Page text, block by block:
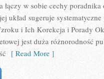
łączy w sobie cechy
układ sugeruje
i Ich Korekcja i Porady
jest duża różnorodność
[ Read More ]